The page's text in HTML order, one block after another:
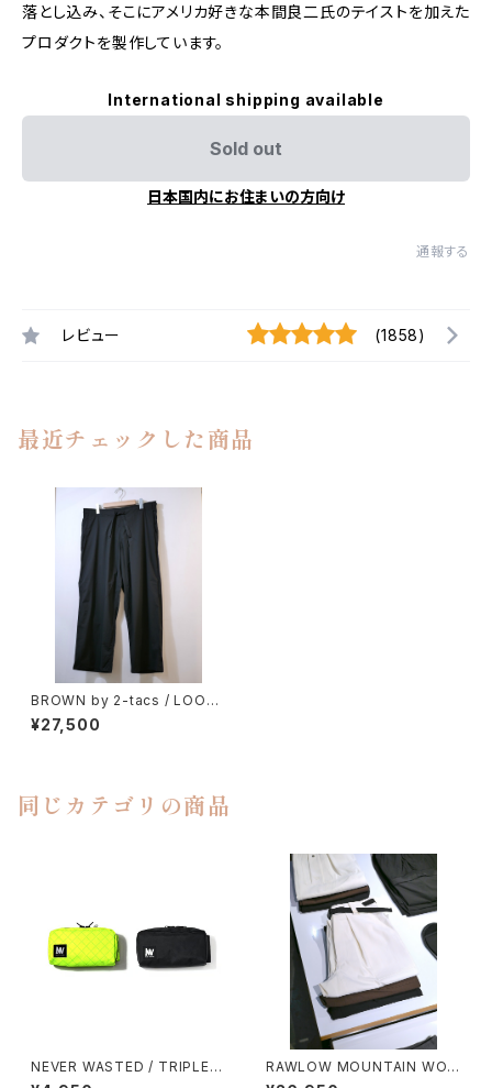
落とし込み、そこにアメリカ好きな本間良二氏のテイストを加えた
プロダクトを製作しています。
International shipping available
Sold out
日本国内にお住まいの方向け
通報する
レビュー (1858)
最近チェックした商品
BROWN by 2-tacs / LOOSE
FIT PANTS（NYLON）
¥27,500
同じカテゴリの商品
NEVER WASTED / TRIPLEY
ES（ECOPAK）
RAWLOW MOUNTAIN WOR
KS / HIKER BAKER PANTS